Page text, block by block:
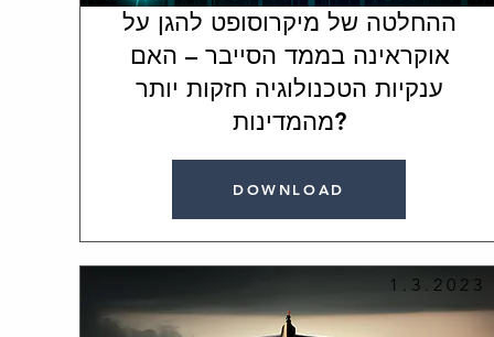
ההחלטה של מיקרוסופט להגן על
אוקראינה בממד הסייבר – האם
ענקיות הטכנולוגיה חזקות יותר
מהמדינות?
DOWNLOAD
1.3.2023